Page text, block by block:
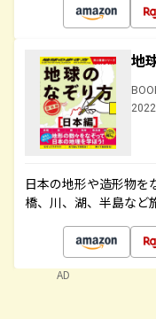
地
日本の地形や造形物を
橋、川、湖、半島など
AD